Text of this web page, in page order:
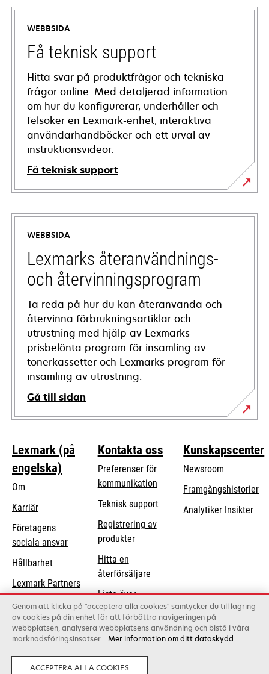
WEBBSIDA
Få teknisk support
Hitta svar på produktfrågor och tekniska
frågor online. Med detaljerad information
om hur du konfigurerar, underhåller och
felsöker en Lexmark-enhet, interaktiva
användarhandböcker och ett urval av
instruktionsvideor.
Få teknisk support
opens
in
new
tab
WEBBSIDA
Lexmarks återanvändnings-
och återvinningsprogram
Ta reda på hur du kan återanvända och
återvinna förbrukningsartiklar och
utrustning med hjälp av Lexmarks
prisbelönta program för insamling av
tonerkassetter och Lexmarks program för
insamling av utrustning.
Gå till sidan
Lexmark (på
engelska)
Om
Karriär
Företagens
sociala ansvaropens
new
Hållbarhet
Lexmark Partners
Kontakta oss
Preferenser för
kommunikation
Teknisk supportopens
Registrering av
produkter
Hitta en
återförsäljare
Lista över
grossister
Kunskapscenter
Newsroom
Framgångshistorier
Analytiker Insikter
Lexmark International, Inc., ett Xerox-företag
©2026 Med ensamrätt.
Laglig Privatliv
Genom att klicka på "acceptera alla cookies" samtycker du till lagring
av cookies på din enhet för att förbättra navigeringen på
webbplatsen, analysera webbplatsens användning och bistå i våra
marknadsföringsinsatser. Mer information om ditt dataskydd
ACCEPTERA ALLA COOKIES